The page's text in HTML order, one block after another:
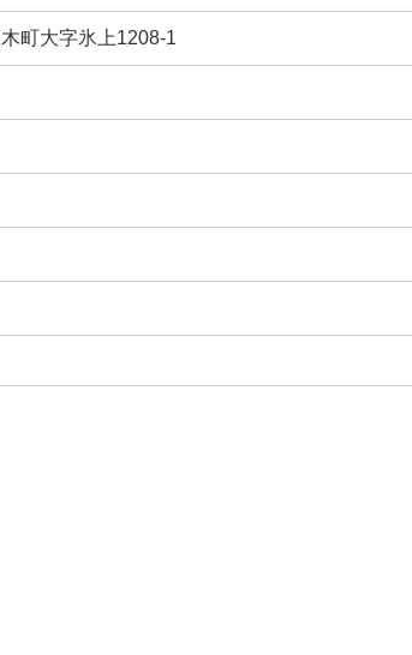
町大字氷上1208-1